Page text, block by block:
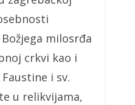
milosrđa
crkvi kao i
i sv.
u relikvijama,